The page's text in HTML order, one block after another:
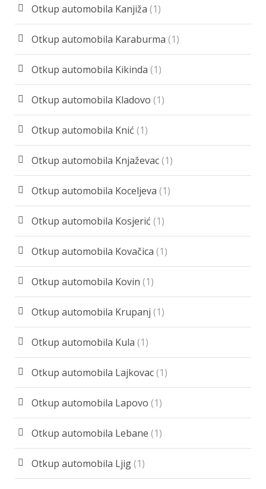
Otkup automobila Kanjiža (1)
Otkup automobila Karaburma (1)
Otkup automobila Kikinda (1)
Otkup automobila Kladovo (1)
Otkup automobila Knić (1)
Otkup automobila Knjaževac(1)
Otkup automobila Koceljeva (1)
Otkup automobila Kosjerić (1)
Otkup automobila Kovačica (1)
Otkup automobila Kovin (1)
Otkup automobila Krupanj (1)
Otkup automobila Kula (1)
Otkup automobila Lajkovac(1)
Otkup automobila Lapovo (1)
Otkup automobila Lebane (1)
Otkup automobila Ljig(1)